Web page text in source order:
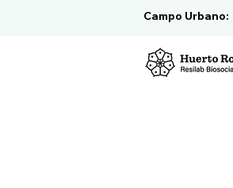
Campo Urbano: